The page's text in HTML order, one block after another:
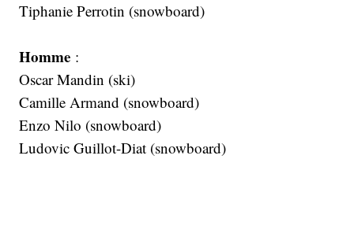
Tiphanie Perrotin (snowboard)
Homme :
Oscar Mandin (ski)
Camille Armand (snowboard)
Enzo Nilo (snowboard)
Ludovic Guillot-Diat (snowboard)